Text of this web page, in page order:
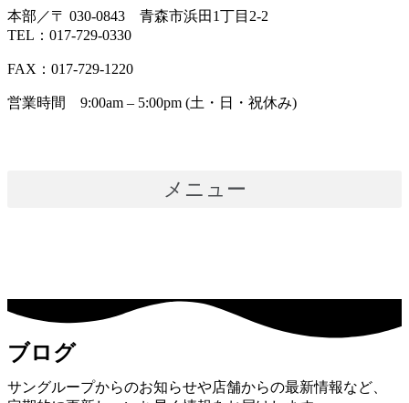
本部／〒 030-0843 青森市浜田1丁目2-2
TEL：017-729-0330
FAX：017-729-1220
営業時間 9:00am – 5:00pm (土・日・祝休み)
メニュー
ブログ
サングループからのお知らせや店舗からの最新情報など、